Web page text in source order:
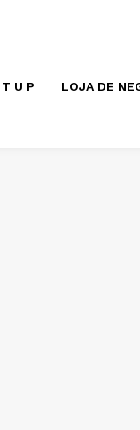
U P LOJA DE